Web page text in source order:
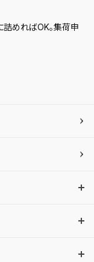
めればOK。集荷申